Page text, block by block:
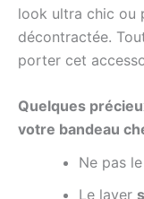
look ultra chic ou
décontractée.
porter cet
Quelques
votre bandeau
Ne pas
Le laver